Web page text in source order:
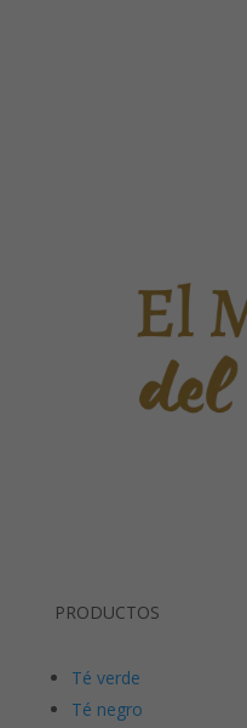
PRODUCTOS
Té verde
Té negro